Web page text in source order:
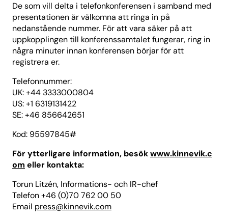
De som vill delta i telefonkonferensen i samband med
presentationen är välkomna att ringa in på
nedanstående nummer. För att vara säker på att
uppkopplingen till konferenssamtalet fungerar, ring in
några minuter innan konferensen börjar för att
registrera er.
Telefonnummer:
UK: +44 3333000804
US: +1 6319131422
SE: +46 856642651
Kod: 95597845#
För ytterligare information, besökwww.kinnevik.c
om eller kontakta:
Torun Litzén, Informations- och IR-chef
Telefon +46 (0)70 762 00 50
Email press@kinnevik.com